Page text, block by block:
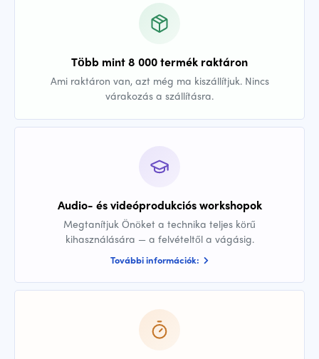
Több mint 8 000 termék raktáron
Ami raktáron van, azt még ma kiszállítjuk. Nincs
várakozás a szállításra.
Audio- és videóprodukciós workshopok
Megtanítjuk Önöket a technika teljes körű
kihasználására — a felvételtől a vágásig.
További információk: